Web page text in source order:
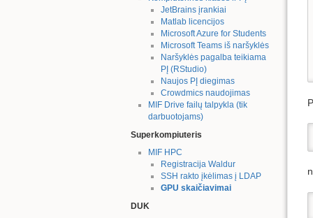
JetBrains įrankiai
Matlab licencijos
Microsoft Azure for Students
Microsoft Teams iš naršyklės
Naršyklės pagalba teikiama
PĮ (RStudio)
Naujos PĮ diegimas
Crowdmics naudojimas
MIF Drive failų talpykla (tik
darbuotojams)
Superkompiuteris
MIF HPC
Registracija Waldur
SSH rakto įkėlimas į LDAP
GPU skaičiavimai
DUK